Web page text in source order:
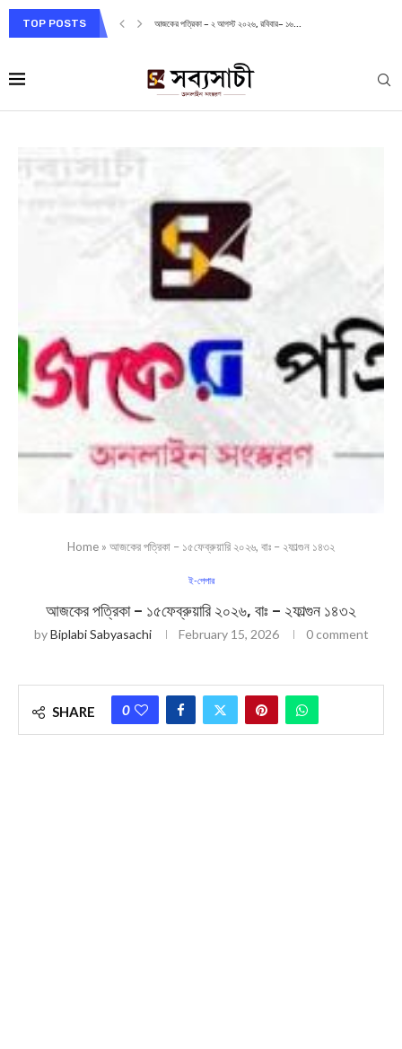
TOP POSTS আজকের পত্রিকা – ১ আগস্ট ২০২৬, শনিবার– ১৫...
Home » আজকের পত্রিকা – ১৫ফেব্রুয়ারি ২০২৬, বাঃ – ২ফাল্গুন ১৪৩২
ই-পেপার
আজকের পত্রিকা – ১৫ফেব্রুয়ারি ২০২৬, বাঃ – ২ফাল্গুন ১৪৩২
byBiplabi Sabyasachi February 15, 2026 0 comment
SHARE 0